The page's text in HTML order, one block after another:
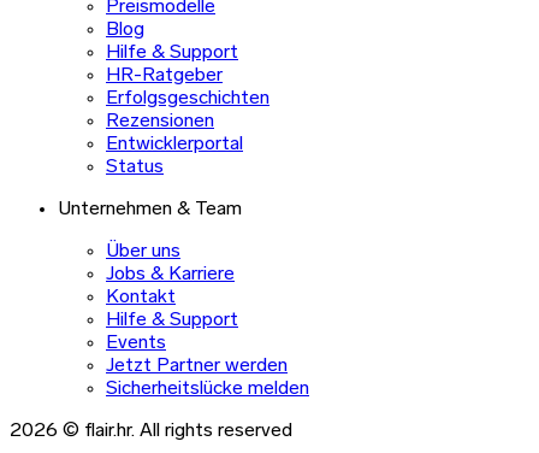
Preismodelle
Blog
Hilfe & Support
HR-Ratgeber
Erfolgsgeschichten
Rezensionen
Entwicklerportal
Status
Unternehmen & Team
Über uns
Jobs & Karriere
Kontakt
Hilfe & Support
Events
Jetzt Partner werden
Sicherheitslücke melden
2026 © flair.hr. All rights reserved